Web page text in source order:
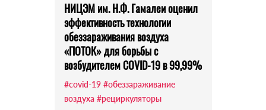
НИЦЭМ им. Н.Ф. Гамалеи оценил
эффективность технологии
обеззараживания воздуха
«ПОТОК» для борьбы с
возбудителем COVID-19 в 99,99%
#covid-19 #обеззараживание
воздуха #рециркуляторы